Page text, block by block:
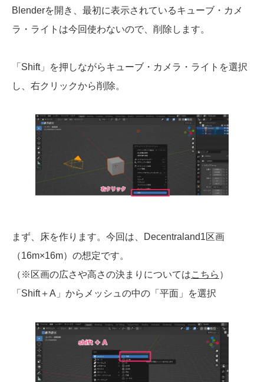
Blenderを開き、最初に表示されているキューブ・カメ
ラ・ライトは今回使わないので、削除します。
「Shift」を押しながらキューブ・カメラ・ライトを選択
し、右クリックから削除。
まず、床を作ります。今回は、Decentraland1区画
（16m×16m）の想定です。
（※区画の広さや高さの決まりについてはこちら ）
「Shift＋A」からメッシュの中の「平面」を選択